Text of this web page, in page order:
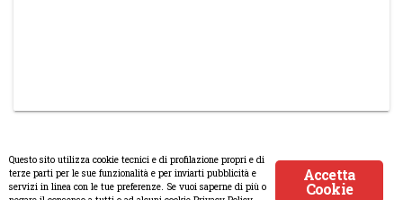
Accetta
Cookie
Questo sito utilizza cookie tecnici e di profilazione propri e di
terze parti per le sue funzionalità e per inviarti pubblicità e
servizi in linea con le tue preferenze. Se vuoi saperne di più o